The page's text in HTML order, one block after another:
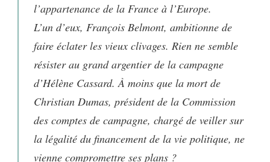
l’appartenance de la France à l’Europe.
L’un d’eux, François Belmont, ambitionne de
faire éclater les vieux clivages. Rien ne semble
résister au grand argentier de la campagne
d’Hélène Cassard. À moins que la mort de
Christian Dumas, président de la Commission
des comptes de campagne, chargé de veiller sur
la légalité du financement de la vie politique, ne
vienne compromettre ses plans ?